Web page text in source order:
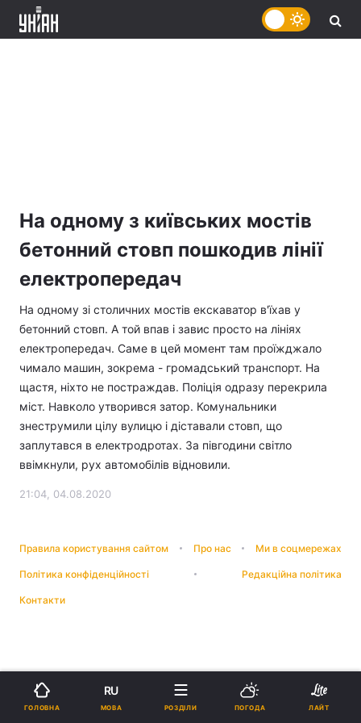
На одному з київських мостів
бетонний стовп пошкодив лінії
електропередач
На одному зі столичних мостів екскаватор в'їхав у
бетонний стовп. А той впав і завис просто на лініях
електропередач. Саме в цей момент там проїжджало
чимало машин, зокрема - громадський транспорт. На
щастя, ніхто не постраждав. Поліція одразу перекрила
міст. Навколо утворився затор. Комунальники
знеструмили цілу вулицю і діставали стовп, що
заплутався в електродротах. За півгодини світло
ввімкнули, рух автомобілів відновили.
21:04, 04.08.2020
Правила користування сайтом Про нас Ми в соцмережах
Політика конфіденційності Редакційна політика
Контакти
ГОЛОВНА
RU
МОВА РОЗДІЛИ ПОГОДА ЛАЙТ